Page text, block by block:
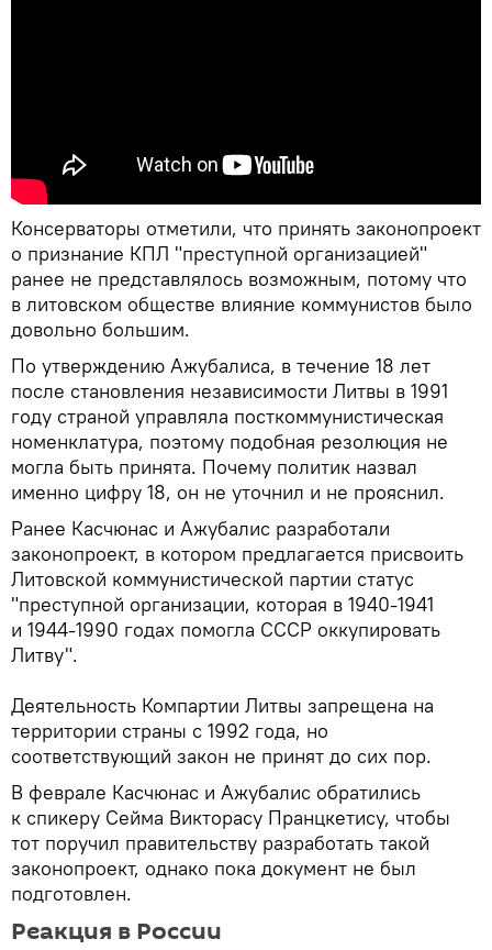
Консерваторы отметили, что принять законопроект
о признание КПЛ "преступной организацией"
ранее не представлялось возможным, потому что
в литовском обществе влияние коммунистов было
довольно большим.
По утверждению Ажубалиса, в течение 18 лет
после становления независимости Литвы в 1991
году страной управляла посткоммунистическая
номенклатура, поэтому подобная резолюция не
могла быть принята. Почему политик назвал
именно цифру 18, он не уточнил и не прояснил.
Ранее Касчюнас и Ажубалис разработали
законопроект, в котором предлагается присвоить
Литовской коммунистической партии статус
"преступной организации, которая в 1940-1941
и 1944-1990 годах помогла СССР оккупировать
Литву".
Деятельность Компартии Литвы запрещена на
территории страны с 1992 года, но
соответствующий закон не принят до сих пор.
В феврале Касчюнас и Ажубалис обратились
к спикеру Сейма Викторасу Пранцкетису, чтобы
тот поручил правительству разработать такой
законопроект, однако пока документ не был
подготовлен.
Реакция в России